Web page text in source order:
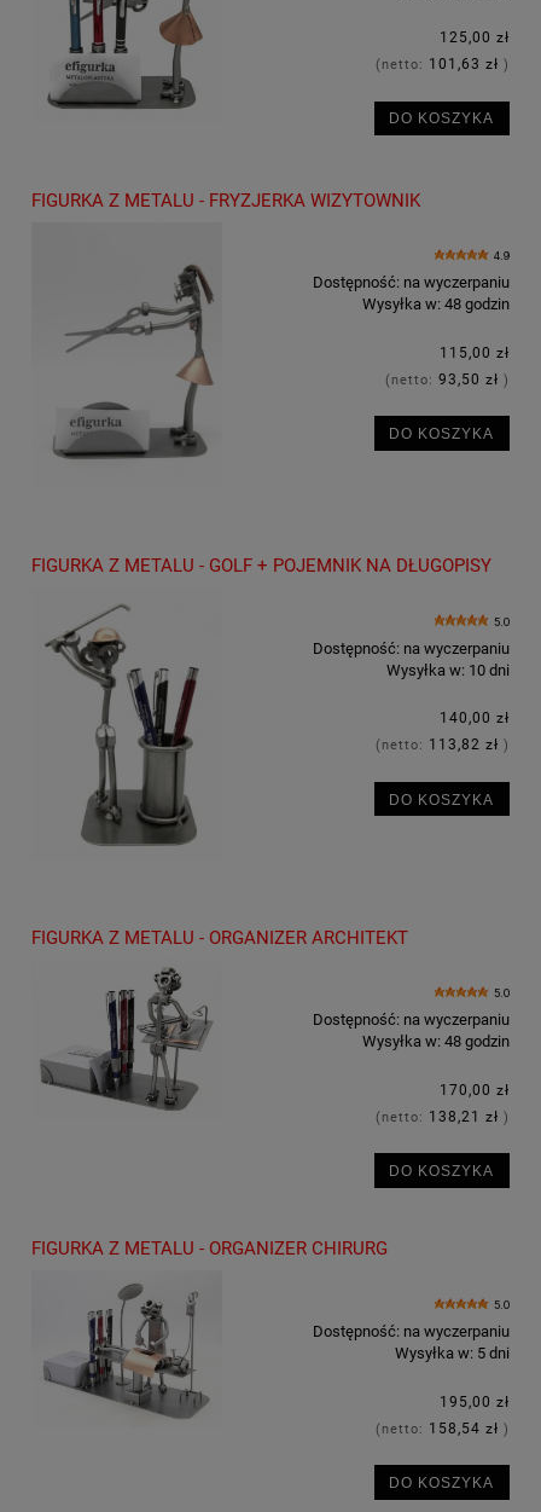
125,00 zł
(netto: 101,63 zł )
DO KOSZYKA
FIGURKA Z METALU - FRYZJERKA WIZYTOWNIK
4.9
Dostępność: na wyczerpaniu
Wysyłka w: 48 godzin
115,00 zł
(netto: 93,50 zł )
DO KOSZYKA
FIGURKA Z METALU - GOLF + POJEMNIK NA DŁUGOPISY
5.0
Dostępność: na wyczerpaniu
Wysyłka w: 10 dni
140,00 zł
(netto: 113,82 zł )
DO KOSZYKA
FIGURKA Z METALU - ORGANIZER ARCHITEKT
5.0
Dostępność: na wyczerpaniu
Wysyłka w: 48 godzin
170,00 zł
(netto: 138,21 zł )
DO KOSZYKA
FIGURKA Z METALU - ORGANIZER CHIRURG
5.0
Dostępność: na wyczerpaniu
Wysyłka w: 5 dni
195,00 zł
(netto: 158,54 zł )
DO KOSZYKA